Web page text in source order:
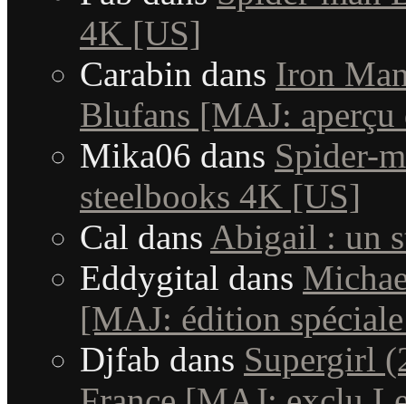
4K [US]
Carabin dans Iron
Blufans [MAJ: aperçu
Mika06 dans Spider-
steelbooks 4K [US]
Cal dans Abigail : un
Eddygital dans
[MAJ: édition
Djfab dans Supergirl